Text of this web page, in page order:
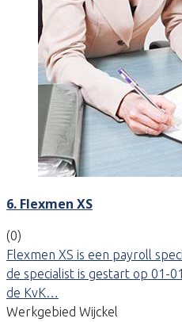
6. Flexmen XS
(0)
Flexmen XS is een payroll
de specialist is gestart op 01-
de KvK…
Werkgebied Wijckel